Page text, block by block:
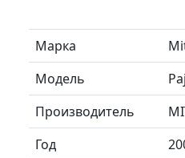
Марка
Модель
Производитель
Год